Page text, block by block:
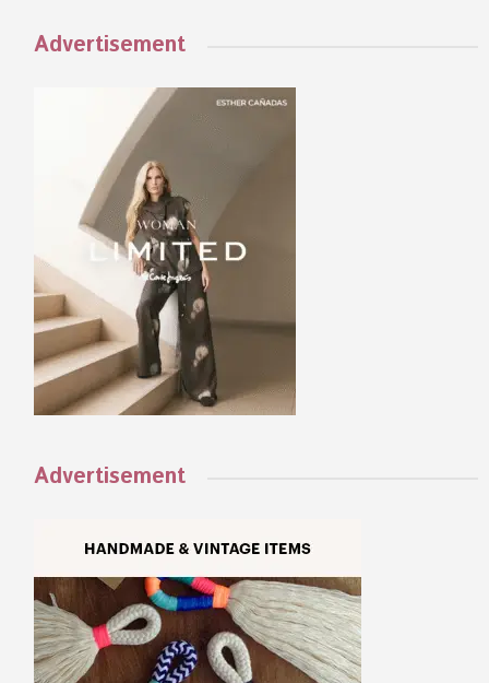
Advertisement
Advertisement